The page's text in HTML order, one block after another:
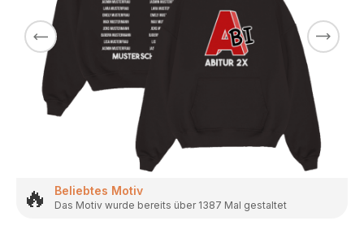
🔥 Beliebtes Motiv
Das Motiv wurde bereits über 1387 Mal gestaltet